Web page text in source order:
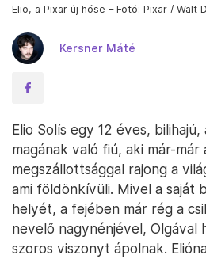
Elio, a Pixar új hőse – Fotó: Pixar / Walt
Kersner Máté
Elio Solís egy 12 éves,
magának való fiú, aki már-már
megszállottsággal rajong a
ami földönkívüli. Mivel a saját
helyét, a fejében már rég a
nevelő nagynénjével, Olgával
szoros viszonyt ápolnak.